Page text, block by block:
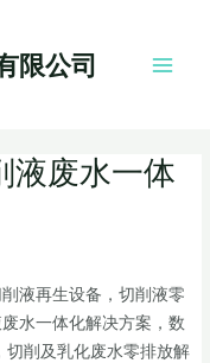
限公司
液废水一体
液再生设备，切削液零
水一体化解决方案，数
削及乳化废水零排放解